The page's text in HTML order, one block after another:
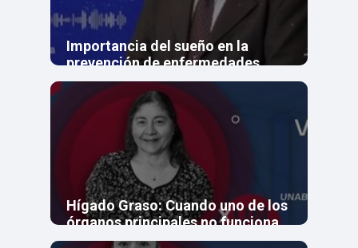
Importancia del sueño en la
prevención de enfermedades
crónicas
Hígado Graso: Cuando uno de los
órganos principales no funciona
bien